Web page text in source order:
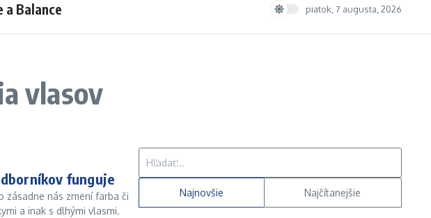
a Balance piatok, 7 augusta, 2026
vlasov
funguje
zásadne nás zmení farba či
a inak s dlhými vlasmi.
Najnovšie Najčítanejšie